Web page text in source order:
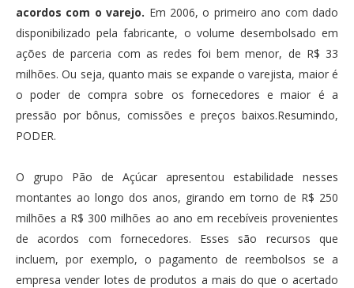
acordos com o varejo. Em 2006, o primeiro ano com dado
disponibilizado pela fabricante, o volume desembolsado em
ações de parceria com as redes foi bem menor, de R$ 33
milhões. Ou seja, quanto mais se expande o varejista, maior é
o poder de compra sobre os fornecedores e maior é a
pressão por bônus, comissões e preços baixos.Resumindo,
PODER.
O grupo Pão de Açúcar apresentou estabilidade nesses
montantes ao longo dos anos, girando em torno de R$ 250
milhões a R$ 300 milhões ao ano em recebíveis provenientes
de acordos com fornecedores. Esses são recursos que
incluem, por exemplo, o pagamento de reembolsos se a
empresa vender lotes de produtos a mais do que o acertado